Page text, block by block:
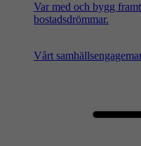
Var med och bygg
bostadsdrömmar.
Vårt